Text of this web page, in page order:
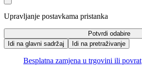
Upravljanje postavkama pristanka
Potvrdi odabire
Idi na glavni sadržaj
Idi na pretraživanje
Besplatna zamjena u trgovini ili povrat